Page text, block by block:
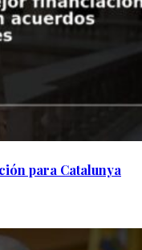
para Catalunya